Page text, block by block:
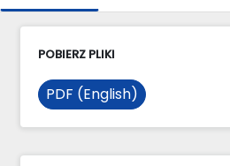
POBIERZ PLIKI
PDF (English)